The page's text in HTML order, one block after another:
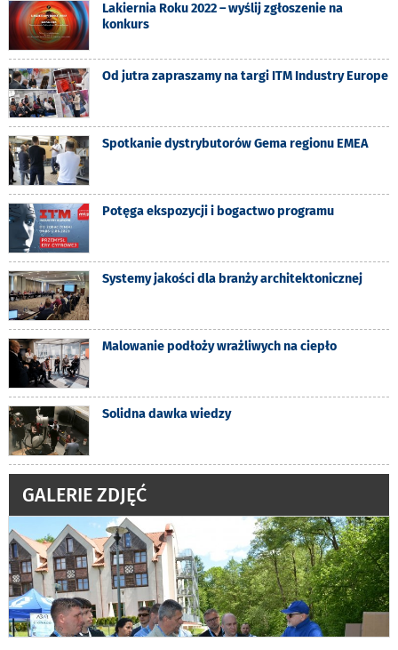
Lakiernia Roku 2022 – wyślij zgłoszenie na
konkurs
Od jutra zapraszamy na targi ITM Industry Europe
Spotkanie dystrybutorów Gema regionu EMEA
Potęga ekspozycji i bogactwo programu
Systemy jakości dla branży architektonicznej
Malowanie podłoży wrażliwych na ciepło
Solidna dawka wiedzy
GALERIE ZDJĘĆ